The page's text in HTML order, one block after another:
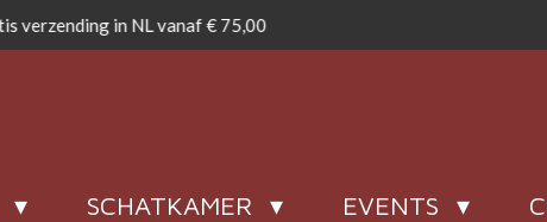
verzending in NL vanaf € 75,00
SCHATKAMER EVENTS